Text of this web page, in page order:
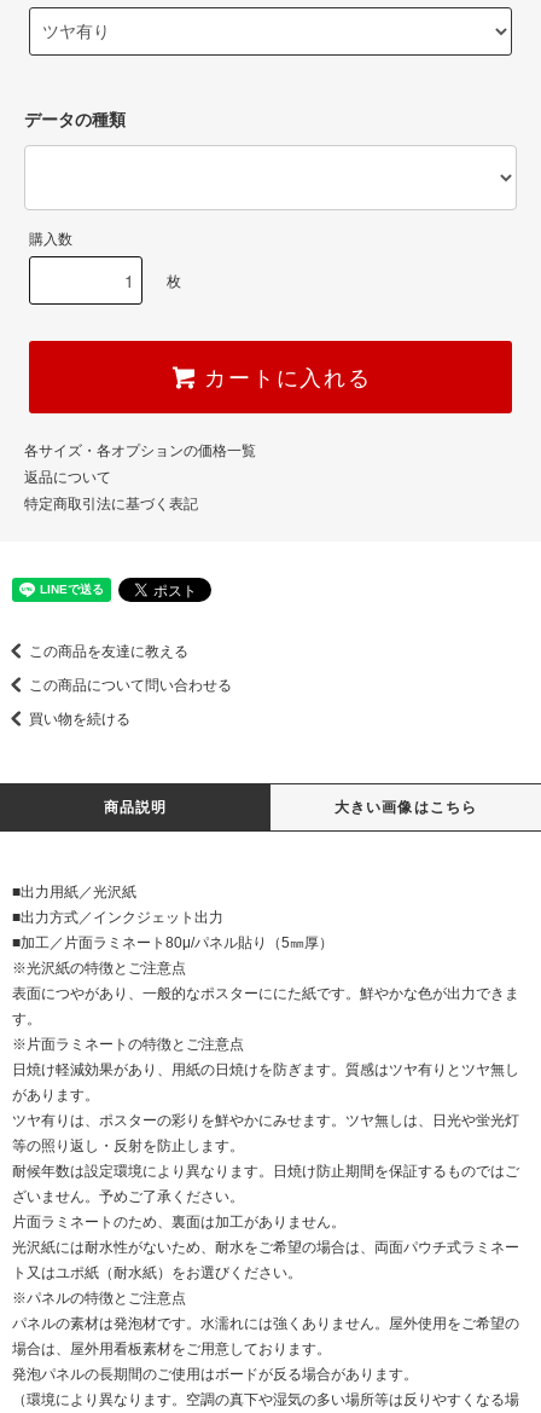
データの種類
購入数
枚
カートに入れる
各サイズ・各オプションの価格一覧
返品について
特定商取引法に基づく表記
この商品を友達に教える
この商品について問い合わせる
買い物を続ける
商品説明 大きい画像はこちら
■出力用紙／光沢紙
■出力方式／インクジェット出力
■加工／片面ラミネート80μ/パネル貼り（5㎜厚）
※光沢紙の特徴とご注意点
表面につやがあり、一般的なポスターににた紙です。鮮やかな色が出力できま
す。
※片面ラミネートの特徴とご注意点
日焼け軽減効果があり、用紙の日焼けを防ぎます。質感はツヤ有りとツヤ無し
があります。
ツヤ有りは、ポスターの彩りを鮮やかにみせます。ツヤ無しは、日光や蛍光灯
等の照り返し・反射を防止します。
耐候年数は設定環境により異なります。日焼け防止期間を保証するものではご
ざいません。予めご了承ください。
片面ラミネートのため、裏面は加工がありません。
光沢紙には耐水性がないため、耐水をご希望の場合は、両面パウチ式ラミネー
ト又はユポ紙（耐水紙）をお選びください。
※パネルの特徴とご注意点
パネルの素材は発泡材です。水濡れには強くありません。屋外使用をご希望の
場合は、屋外用看板素材をご用意しております。
発泡パネルの長期間のご使用はボードが反る場合があります。
（環境により異なります。空調の真下や湿気の多い場所等は反りやすくなる場